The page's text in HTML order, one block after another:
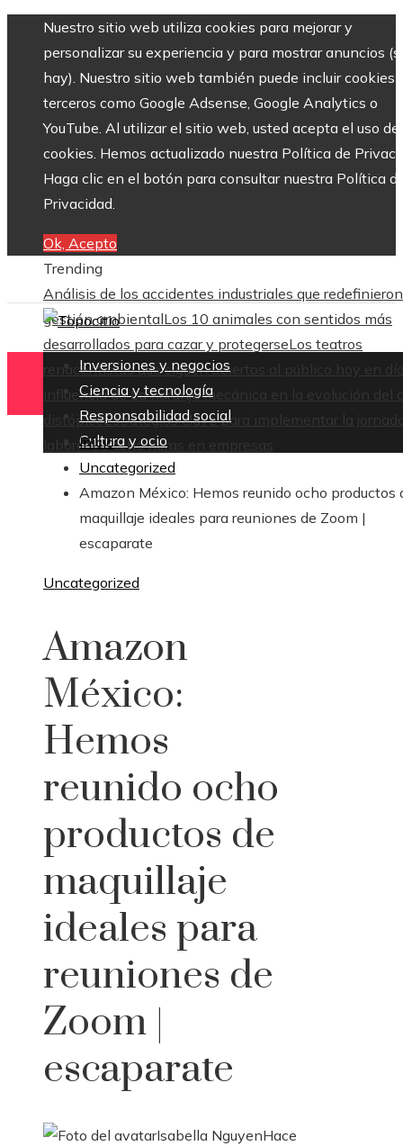
Nuestro sitio web utiliza cookies para mejorar y
personalizar su experiencia y para mostrar anuncios
hay). Nuestro sitio web también puede incluir cookies
terceros como Google Adsense, Google Analytics o
YouTube. Al utilizar el sitio web, usted acepta el uso de
cookies. Hemos actualizado nuestra Política de
Haga clic en el botón para consultar nuestra Política
Privacidad.
Ok, Acepto
Trending
Análisis de los accidentes industriales que
gestión ambientalLos 10 animales con sentidos más
desarrollados para cazar y protegerseLos teatros
renacentistas que siguen abiertos al público hoy en
influencia de La naranja mecánica en la evolución del
distópicoEstrategias clave para implementar la
laboral de ocho horas en empresas
Inversiones y negocios
Ciencia y tecnología
Responsabilidad social
Cultura y ocio
Inicio
Uncategorized
Amazon México: Hemos reunido ocho productos
maquillaje ideales para reuniones de Zoom |
escaparate
Uncategorized
Amazon
México:
Hemos
reunido ocho
productos de
maquillaje
ideales para
reuniones de
Zoom |
escaparate
Isabella NguyenHace